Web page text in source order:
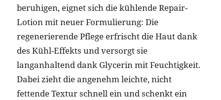
beruhigen, eignet sich die kühlende Repair-
Lotion mit neuer Formulierung: Die
regenerierende Pflege erfrischt die Haut dank
des Kühl-Effekts und versorgt sie
langanhaltend dank Glycerin mit Feuchtigkeit.
Dabei zieht die angenehm leichte, nicht
fettende Textur schnell ein und schenkt ein